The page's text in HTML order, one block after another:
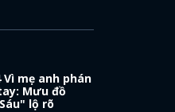
Vì mẹ anh phán
Mưu đồ
lộ rõ